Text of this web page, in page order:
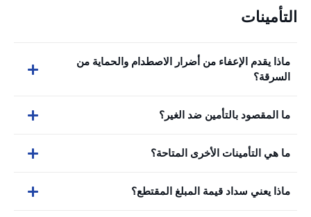
التأمينات
ماذا يقدم الإعفاء من أضرار الاصطدام والحماية من
السرقة؟
ما المقصود بالتأمين ضد الغير؟
ما هي التأمينات الأخرى المتاحة؟
ماذا يعني سداد قيمة المبلغ المقتطع؟